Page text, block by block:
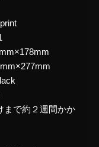
まで約２週間かか